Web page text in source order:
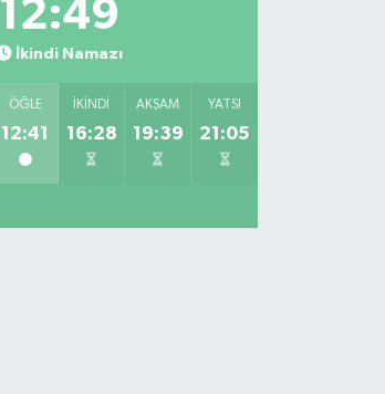
12:47
İkindi Namazı
ÖĞLE
12:41
İKINDI
16:28
AKŞAM
19:39
YATSI
21:05